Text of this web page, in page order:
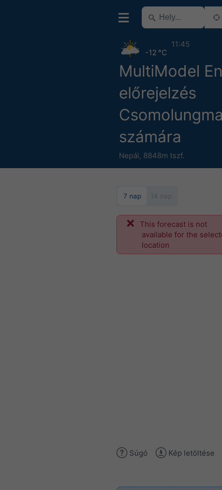
MultiModel
előrejelzés
számára
Nepál, 8848m tszf.
-12 °C
11:45
7 nap
This forecast is not
available for the
location
Súgó Kép letöltése